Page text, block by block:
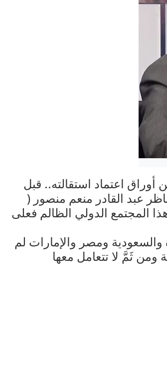
اعتماد استقالته.. قبل
عبد القادر منعم منصور (
المجتمع الدولي الظالم فعلى
والسعودية ومصر والإمارات لم
ثَمَّ لا تتعامل معها